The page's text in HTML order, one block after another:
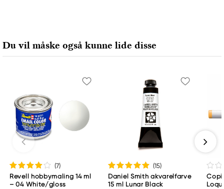
7311 PD Apeldoorn, Netherlands
info@royaltalens.com
Du vil måske også kunne lide disse
(7)
Revell hobbymaling 14 ml
– 04 White/gloss
(15)
Daniel Smith akvarelfarve
15 ml Lunar Black